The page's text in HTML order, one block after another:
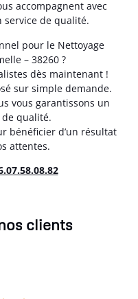
accompagnent avec
de qualité.
pour le Nettoyage
– 38260 ?
dès maintenant !
sur simple demande.
vous garantissons un
qualité.
bénéficier d’un résultat
attentes.
clients